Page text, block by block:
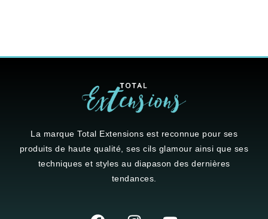
La marque Total Extensions est reconnue pour ses
produits de haute qualité, ses cils glamour ainsi que ses
techniques et styles au diapason des dernières
tendances.